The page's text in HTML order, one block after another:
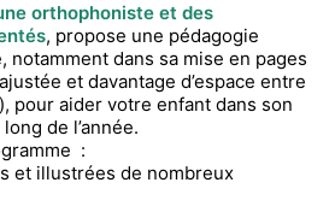
orthophoniste et des
, propose une pédagogie
notamment dans sa mise en pages
et davantage d’espace entre
pour aider votre enfant dans son
de l’année.
:
et illustrées de nombreux